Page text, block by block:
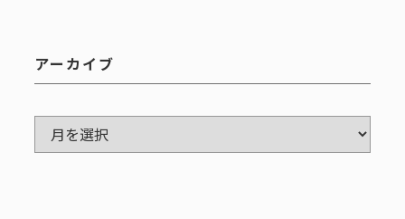
アーカイブ
ア